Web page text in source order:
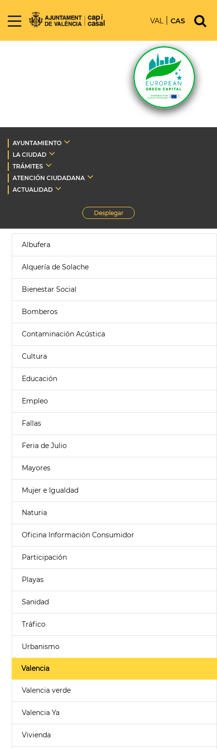
VAL CAS
AYUNTAMIENTO
LA CIUDAD
TRÁMITES
ATENCIÓN CIUDADANA
ACTUALIDAD
Desplegar
Albufera
Alquería de Solache
Bienestar Social
Bomberos
Contaminación Acústica
Cultura
Educación
Empleo
Fallas
Feria de Julio
Mayores
Mujer e Igualdad
Naturia
Oficina Información Consumidor
Participación
Playas
Sanidad
Tráfico
Urbanismo
Valencia
Valencia verde
Valencia Ya
Vivienda